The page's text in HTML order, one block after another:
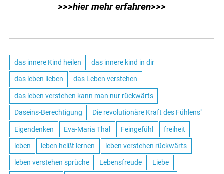
>>>hier mehr erfahren>>>
das innere Kind heilen das innere kind in dir
das leben lieben das Leben verstehen
das leben verstehen kann man nur rückwärts
Daseins-Berechtigung Die revolutionäre Kraft des Fühlens"
Eigendenken Eva-Maria Thal Feingefühl freiheit
leben leben heißt lernen leben verstehen rückwärts
leben verstehen sprüche Lebensfreude Liebe